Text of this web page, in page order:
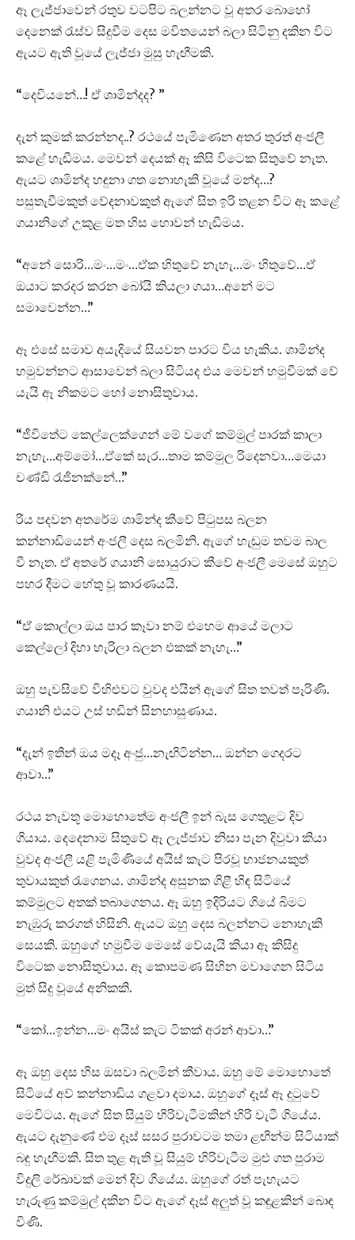
ඈ ලැජ්ජාවෙන් රතුව වටපිට බලන්නට වූ අතර බොහෝ
දෙනෙක් රැස්ව සිදුවීම දෙස මවිතයෙන් බලා සිටිනු දකින විට
ඇයට ඇති වූයේ ලැජ්ජා මුසු හැඟීමකි.
“දෙවියනේ…! ඒ ශාමින්දද? ”
දැන් කුමක් කරන්නද..? රථයේ පැමිණෙන අතර තුරත් අංජලී
කළේ හැඬීමය. මෙවන් දෙයක් ඈ කිසි විටෙක සිතුවේ නැත.
ඇයට ශාමින්ද හඳුනා ගත නොහැකි වූයේ මන්ද…?
පසුතැවීමකුත් වේදනාවකුත් ඇගේ සිත ඉරි තළන විට ඈ කළේ
ගයානිගේ උකුළ මත හිස හොවන් හැඬීමය.
“අනේ සොරි…මං…මං…ඒක හිතුවේ නැහැ…මං හිතුවේ…ඒ
ඔයාට කරදර කරන බෝයි කියලා ගයා…අනේ මට
සමාවෙන්න…”
ඈ එසේ සමාව අයැදියේ සියවන පාරට විය හැකිය. ශාමින්ද
හමුවන්නට ආසාවෙන් බලා සිටියද එය මෙවන් හමුවීමක් වේ
යැයි ඈ නිකමට හෝ නොසිතුවාය.
“ජීවිතේට කෙල්ලෙක්ගෙන් මේ වගේ කම්මුල් පාරක් කාලා
නැහැ…අම්මෝ…ඒකේ සැර…තාම කම්මුල රිදෙනවා…මෙයා
චණ්ඩි රැජිනක්නේ…”
රිය පදවන අතරේම ශාමින්ද කීවේ පිටුපස බලන
කන්නාඩියෙන් අංජලී දෙස බලමිනි. ඇගේ හැඬුම තවම බාල
වී නැත. ඒ අතරේ ගයානි සොයුරාට කීවේ අංජලී මෙසේ ඔහුට
පහර දීමට හේතු වූ කාරණයයි.
“ඒ කොල්ලා ඔය පාර කෑවා නම් එහෙම ආයේ මලාට
කෙල්ලෝ දිහා හැරිලා බලන එකක් නැහැ…”
ඔහු පැවසිවේ විහිළුවට වුවද එයින් ඇගේ සිත තවත් පෑරිණි.
ගයානි එයට උස් හඬින් සිනහාසුණාය.
“දැන් ඉතින් ඔය මදෑ අංජු…නැඟිටින්න… ඔන්න ගෙදරට
ආවා…”
රථය නැවතූ මොහොතේම අංජලී ඉන් බැස ගෙතුළට දිව
ගියාය. දෙදෙනාම සිතුවේ ඈ ලැජ්ජාව නිසා පැන දිවුවා කියා
වුවද අංජලී යළි පැමිණියේ අයිස් කැට පිරවූ භාජනයකුත්
තුවායකුත් රැගෙනය. ශාමින්ද අසුනක ගිළී හිඳ සිටියේ
කම්මුලට අතක් තබාගෙනය. ඈ ඔහු ඉදිරියට ගියේ බිමට
නැඹුරු කරගත් හිසිනි. ඇයට ඔහු දෙස බලන්නට නොහැකි
සෙයකි. ඔහුගේ හමුවීම මෙසේ වේයැයි කියා ඈ කිසිදු
විටෙක නොසිතුවාය. ඈ කොපමණ සිහින මවාගෙන සිටිය
මුත් සිදු වූයේ අනිකකි.
“කෝ…ඉන්න…මං අයිස් කැට ටිකක් අරන් ආවා…”
ඈ ඔහු දෙස හිස ඔසවා බලමින් කීවාය. ඔහු මේ මොහොතේ
සිටියේ අව් කන්නාඩිය ගළවා දමාය. ඔහුගේ දෑස් ඈ දුටුවේ
මෙවිටය. ඇගේ සිත සියුම් හිරිවැටීමකින් හිරි වැටී ගියේය.
ඇයට දැනුණේ එම දෑස් සසර පුරාවටම තමා ළඟින්ම සිටියාක්
බඳු හැඟීමකි. සිත තුළ ඇති වූ සියුම් හිරිවැටීම මුළු ගත පුරාම
විදුලි රේඛාවක් මෙන් දිව ගියේය. ඔහුගේ රත් පැහැයට
හැරුණු කම්මුල් දකින විට ඇගේ දෑස් අලුත් වූ කඳුළකින් බොඳ
විණි.